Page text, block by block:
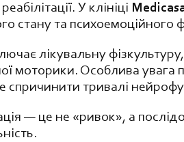
У клініці
стану та психоемоційного
лікувальну
моторики. Особлива увага
тривалі
— це не «ривок», а